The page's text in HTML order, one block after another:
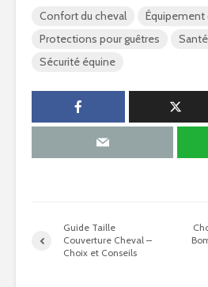
Confort du cheval
Équipement
Protections pour guêtres
Sécurité équine
Guide Taille
Couverture Cheval –
Choix et Conseils